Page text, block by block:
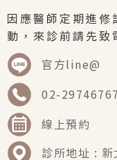
因應醫師定期進
動，來診前請先
官方line@
02-29746767
線上預約
診所地址 :